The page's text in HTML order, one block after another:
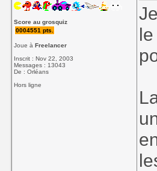
Score au grosquiz
0004551 pts.
Joue àFreelancer
Inscrit : Nov 22, 2003
Messages : 13043
De : Orléans
Hors ligne